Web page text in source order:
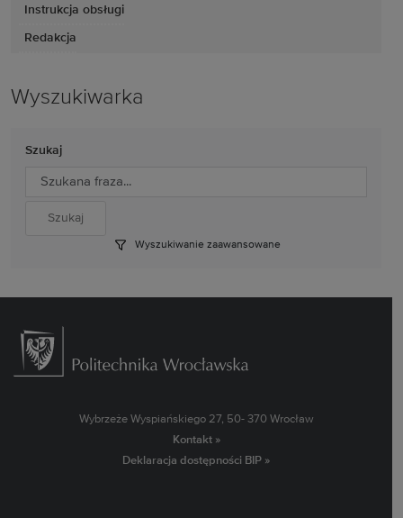
Instrukcja obsługi
Redakcja
Wyszukiwarka
Szukaj
Wyszukiwanie zaawansowane
Wybrzeże Wyspiańskiego 27, 50- 370 Wrocław
Kontakt »
Deklaracja dostępności BIP »